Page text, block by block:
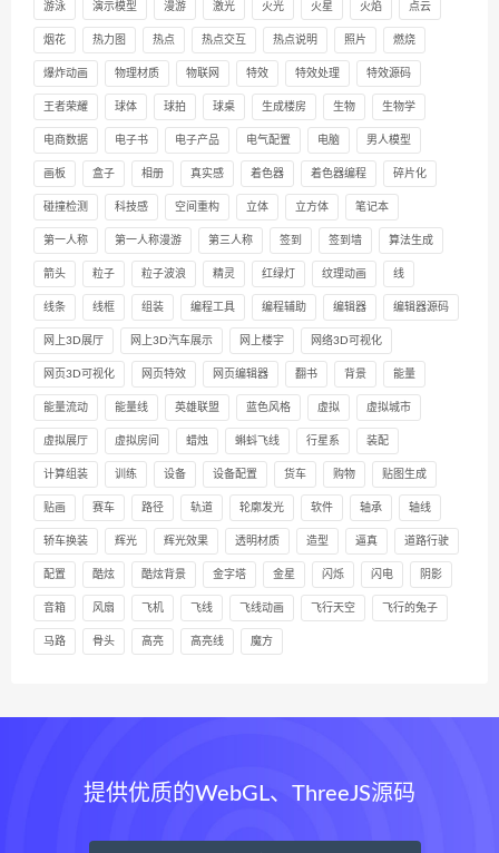
游泳 演示模型 漫游 激光 火光 火星 火焰 点云
烟花 热力图 热点 热点交互 热点说明 照片 燃烧
爆炸动画 物理材质 物联网 特效 特效处理 特效源码
王者荣耀 球体 球拍 球桌 生成楼房 生物 生物学
电商数据 电子书 电子产品 电气配置 电脑 男人模型
画板 盒子 相册 真实感 着色器 着色器编程 碎片化
碰撞检测 科技感 空间重构 立体 立方体 笔记本
第一人称 第一人称漫游 第三人称 签到 签到墙 算法生成
箭头 粒子 粒子波浪 精灵 红绿灯 纹理动画 线
线条 线框 组装 编程工具 编程辅助 编辑器 编辑器源码
网上3D展厅 网上3D汽车展示 网上楼宇 网络3D可视化
网页3D可视化 网页特效 网页编辑器 翻书 背景 能量
能量流动 能量线 英雄联盟 蓝色风格 虚拟 虚拟城市
虚拟展厅 虚拟房间 蜡烛 蝌蚪飞线 行星系 装配
计算组装 训练 设备 设备配置 货车 购物 贴图生成
贴画 赛车 路径 轨道 轮廓发光 软件 轴承 轴线
轿车换装 辉光 辉光效果 透明材质 造型 逼真 道路行驶
配置 酷炫 酷炫背景 金字塔 金星 闪烁 闪电 阴影
音箱 风扇 飞机 飞线 飞线动画 飞行天空 飞行的兔子
马路 骨头 高亮 高亮线 魔方
提供优质的WebGL、ThreeJS源码